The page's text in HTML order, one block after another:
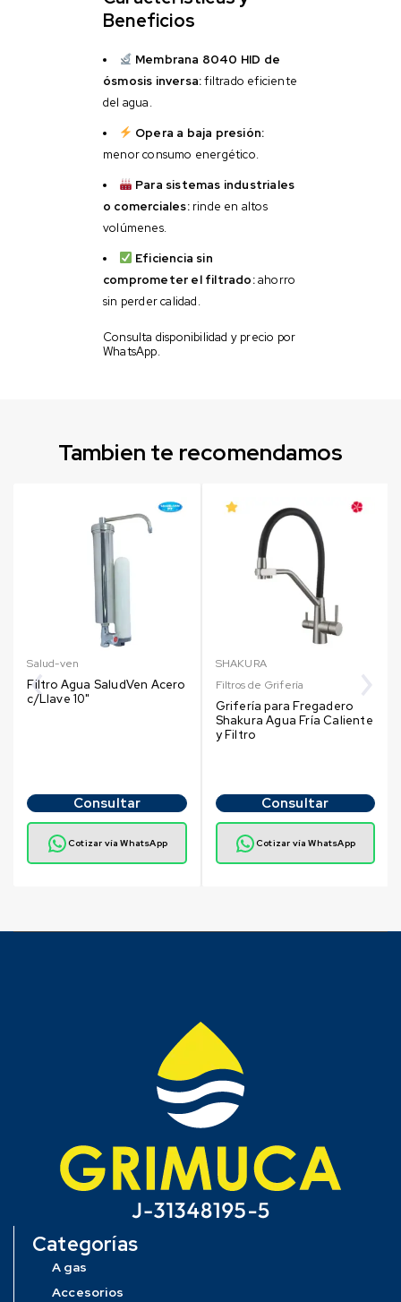
Beneficios
Membrana 8040 HID de
ósmosis inversa:filtrado eficiente
del agua.
Opera a baja presión:
menor consumo energético.
Para sistemas industriales
o comerciales:rinde en altos
volúmenes.
Eficiencia sin
comprometer el filtrado:ahorro
sin perder calidad.
Consulta disponibilidad y precio por
WhatsApp.
Tambien te recomendamos
Salud-ven
Filtro Agua SaludVen Acero
c/Llave 10"
Consultar
Cotizar vía WhatsApp
SHAKURA
Filtros de Grifería
Grifería para Fregadero
Shakura Agua Fría Caliente
y Filtro
Consultar
Cotizar vía WhatsApp
Categorías
A gas
Accesorios